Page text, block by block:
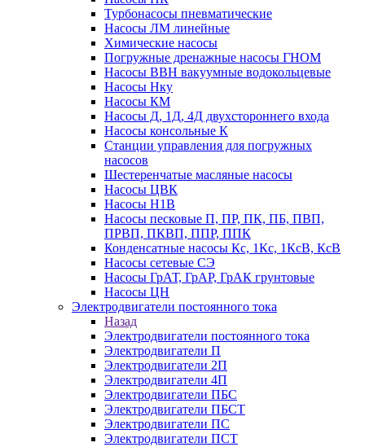
Турбонасосы пневматические
Насосы ЛМ линейные
Химические насосы
Погружные дренажные насосы ГНОМ
Насосы ВВН вакуумные водокольцевые
Насосы Нку
Насосы КМ
Насосы Д, 1Д, 4Д двухстороннего входа
Насосы консольные К
Станции управления для погружных
насосов
Шестеренчатые масляные насосы
Насосы ЦВК
Насосы Н1В
Насосы песковые П, ПР, ПК, ПБ, ПВП,
ПРВП, ПКВП, ППР, ППК
Конденсатные насосы Кс, 1Кс, 1КсВ, КсВ
Насосы сетевые СЭ
Насосы ГрАТ, ГрАР, ГрАК грунтовые
Насосы ЦН
Электродвигатели постоянного тока
Назад
Электродвигатели постоянного тока
Электродвигатели П
Электродвигатели 2П
Электродвигатели 4П
Электродвигатели ПБС
Электродвигатели ПБСТ
Электродвигатели ПС
Электродвигатели ПСТ